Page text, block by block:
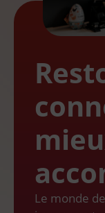
Le monde